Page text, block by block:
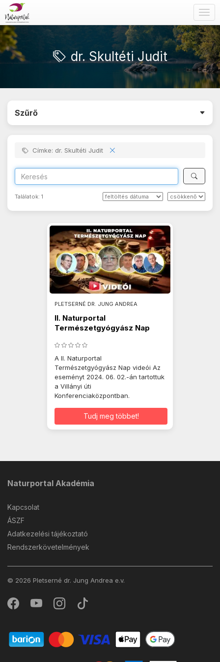
dr. Skultéti Judit
Szűrő
Címke: dr. Skultéti Judit
Találatok: 1
PLETSERNÉ DR. JUNG ANDREA
II. Naturportal
Természetgyógyász Nap
A II. Naturportal
Természetgyógyász Nap videói Az
eseményt 2024. 06. 02.-án tartottuk
a Villányi úti
Konferenciaközpontban.
Tudj meg többet!
Naturportal Akadémia
Kapcsolat
ÁSZF
Adatkezelési tájékoztató
Rendszerkövetelmények
© 2026 Pletserné dr. Jung Andrea e.v.